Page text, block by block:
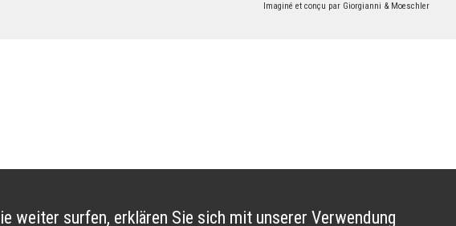
Imaginé et conçu par Giorgianni & Moeschler
weiter surfen, erklären Sie sich mit unserer Verwendung